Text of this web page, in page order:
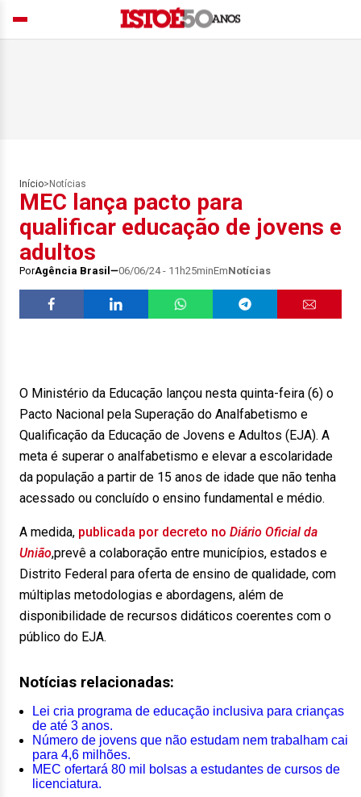
Início> Notícias
MEC lança pacto para
qualificar educação de jovens e
adultos
PorAgência Brasil 06/06/24 - 11h25minEmNotícias
O Ministério da Educação lançou nesta quinta-feira (6) o
Pacto Nacional pela Superação do Analfabetismo e
Qualificação da Educação de Jovens e Adultos (EJA). A
meta é superar o analfabetismo e elevar a escolaridade
da população a partir de 15 anos de idade que não tenha
acessado ou concluído o ensino fundamental e médio.
A medida, publicada por decreto no Diário Oficial da
União,prevê a colaboração entre municípios, estados e
Distrito Federal para oferta de ensino de qualidade, com
múltiplas metodologias e abordagens, além de
disponibilidade de recursos didáticos coerentes com o
público do EJA.
Notícias relacionadas:
Lei cria programa de educação inclusiva para crianças
de até 3 anos.
Número de jovens que não estudam nem trabalham cai
para 4,6 milhões.
MEC ofertará 80 mil bolsas a estudantes de cursos de
licenciatura.